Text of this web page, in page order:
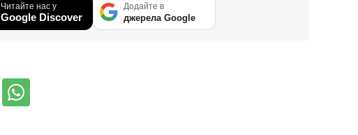
Читайте нас у
Google Discover
Додайте в
джерела Google